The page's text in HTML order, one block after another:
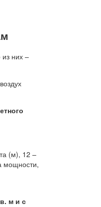
них –
(м), 12 –
мощности,
м и с